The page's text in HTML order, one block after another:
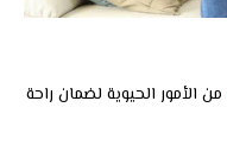
من الأمور الحيوية لضمان راحة